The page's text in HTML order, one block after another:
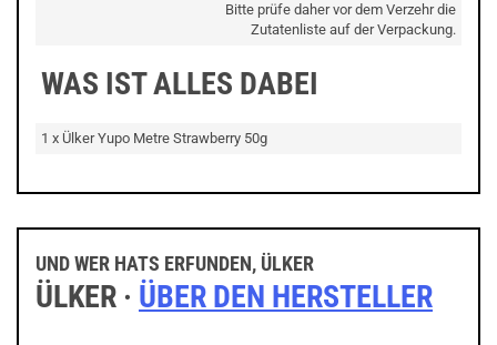
Bitte prüfe daher vor dem Verzehr die
Zutatenliste auf der Verpackung.
WAS IST ALLES DABEI
1 x Ülker Yupo Metre Strawberry 50g
UND WER HATS ERFUNDEN, ÜLKER
ÜLKER · ÜBER DEN HERSTELLER